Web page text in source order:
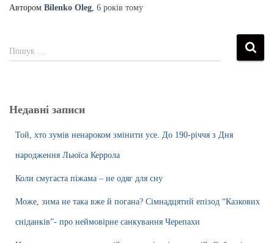
Автором Bilenko Oleg 6 років тому
Пошук …
Недавні записи
Той, хто зумів ненароком змінити усе. До 190-річчя з Дня
народження Льюїса Керрола
Коли смугаста піжама – не одяг для сну
Може, зима не така вже й погана? Сімнадцятий епізод “Казкових
сніданків”- про неймовірне санкування Черепахи